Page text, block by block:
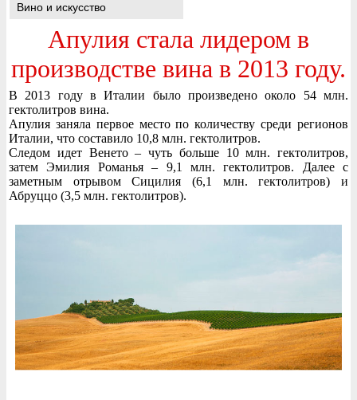
Вино и искусство
Апулия стала лидером в
производстве вина в 2013 году.
В 2013 году в Италии было произведено около 54 млн.
гектолитров вина.
Апулия заняла первое место по количеству среди регионов
Италии, что составило 10,8 млн. гектолитров.
Следом идет Венето – чуть больше 10 млн. гектолитров,
затем Эмилия Романья – 9,1 млн. гектолитров. Далее с
заметным отрывом Сицилия (6,1 млн. гектолитров) и
Абруццо (3,5 млн. гектолитров).